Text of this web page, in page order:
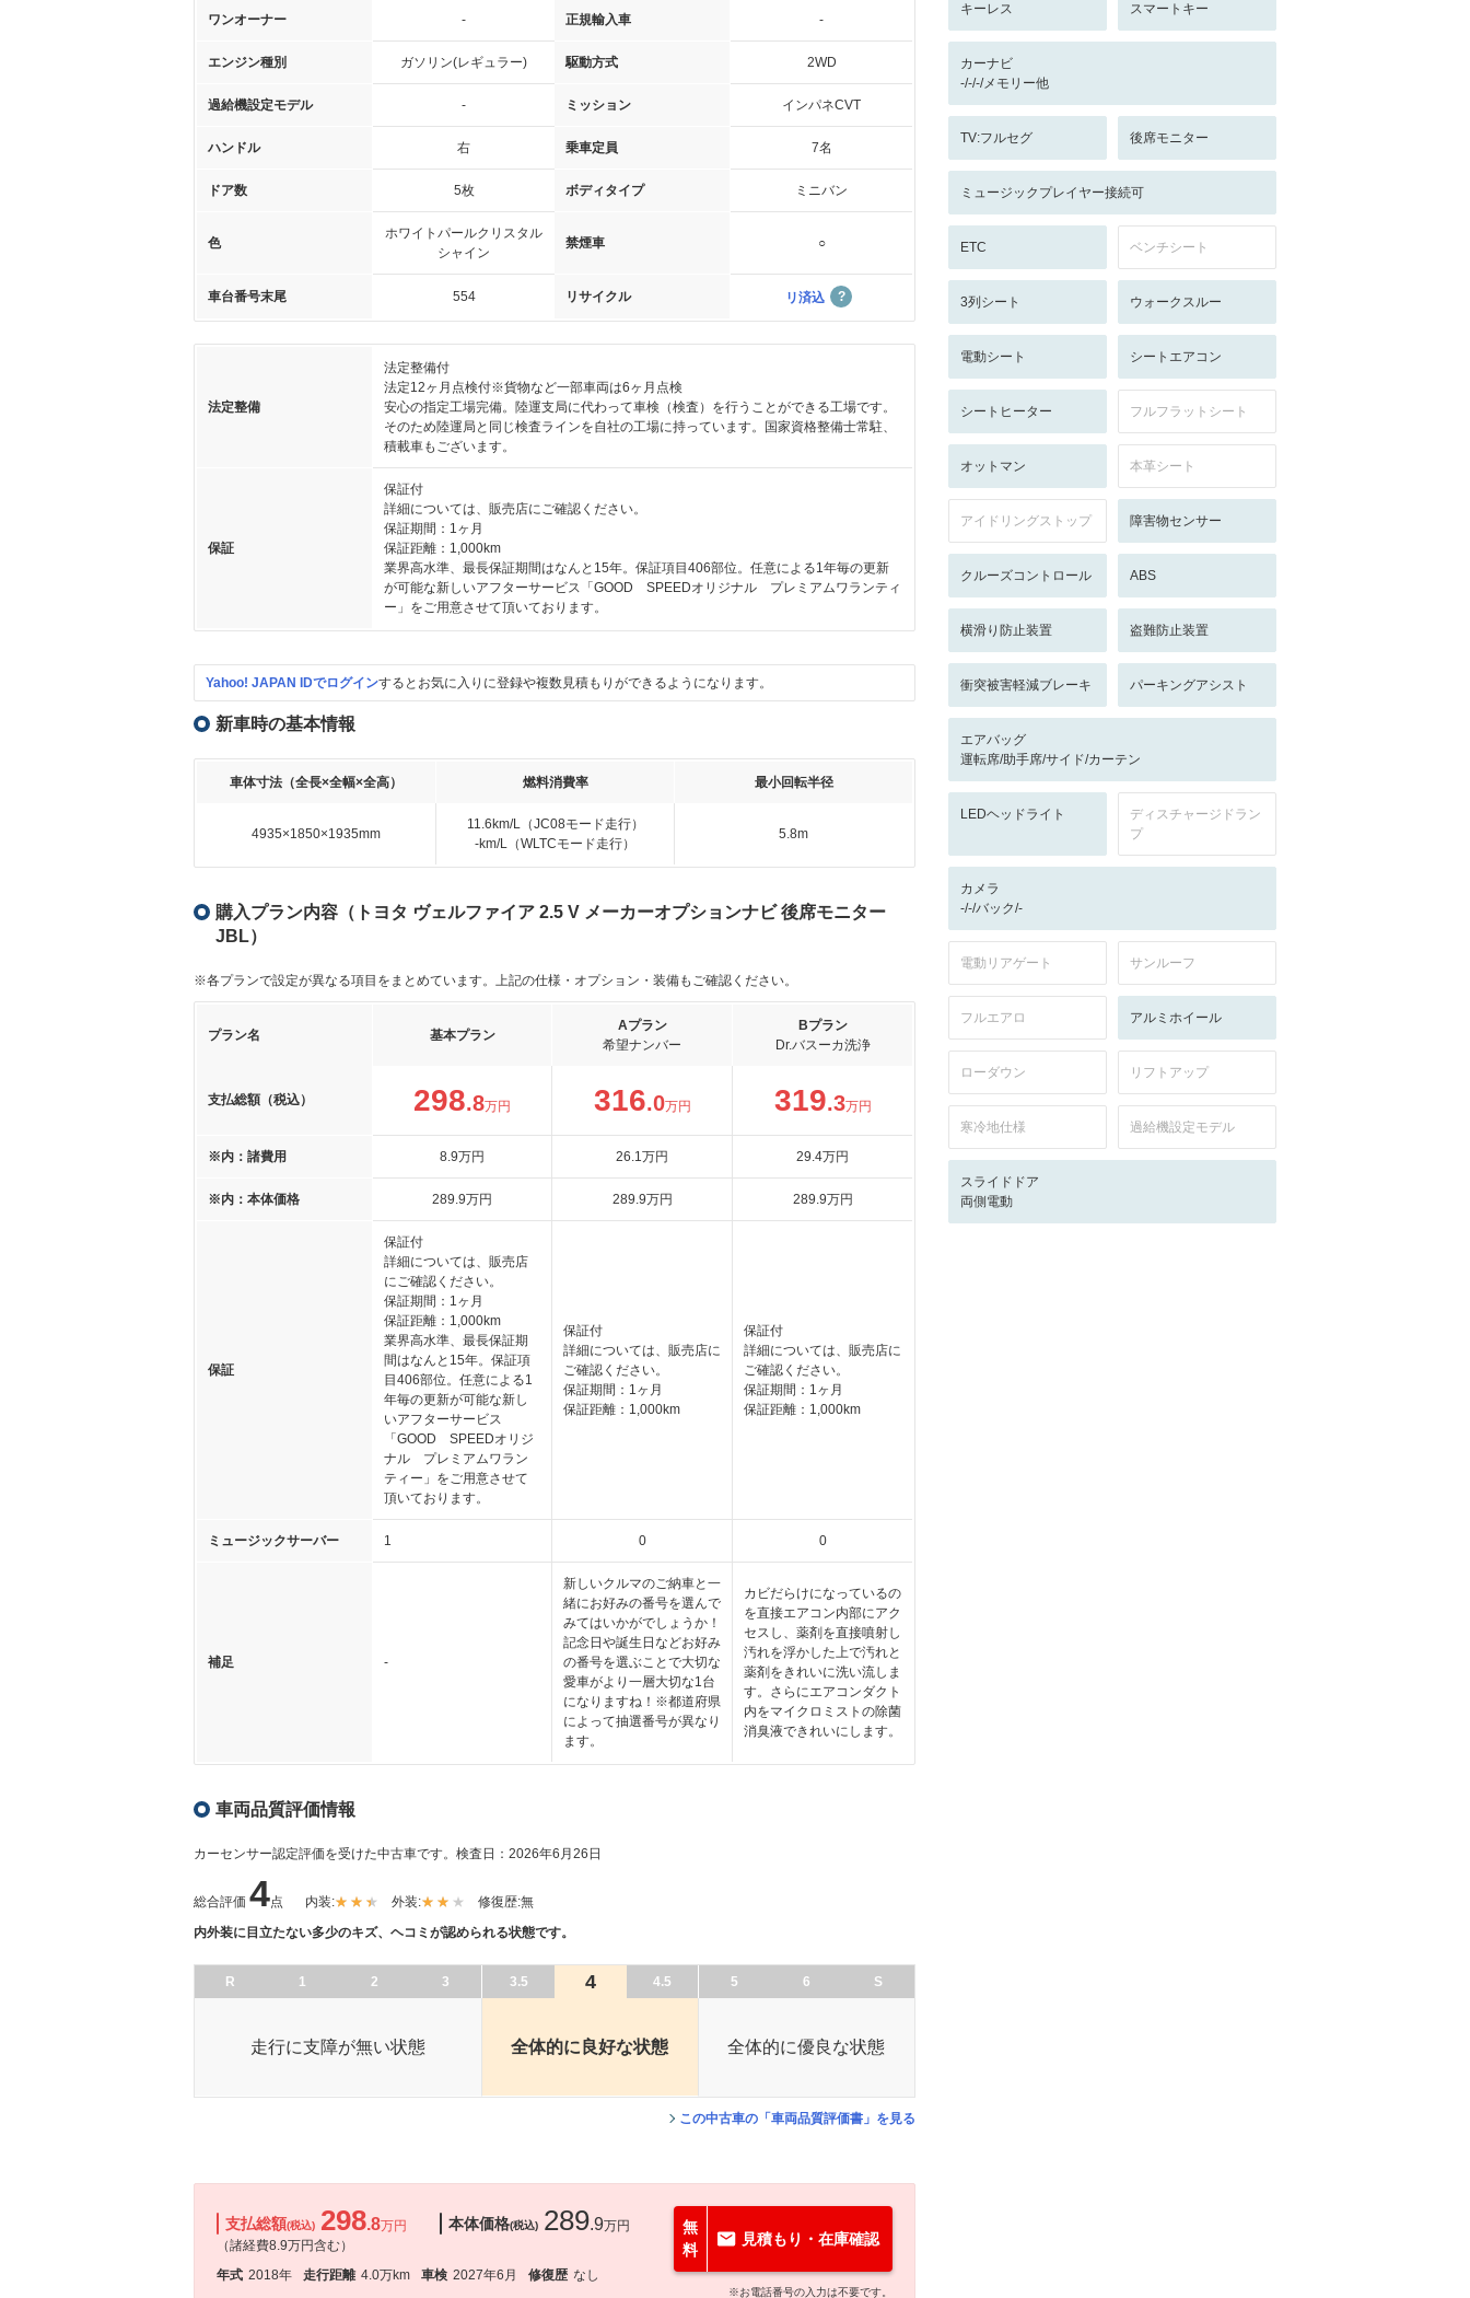
ワンオーナー - 正規輸入車 -
エンジン種別 ガソリン(レギュラー) 駆動方式 2WD
過給機設定モデル - ミッション インパネCVT
ハンドル 右 乗車定員 7名
ドア数 5枚 ボディタイプ ミニバン
色
ホワイトパールクリスタル
シャイン
禁煙車 ○
車台番号末尾 554 リサイクル リ済込
法定整備
法定整備付
法定12ヶ月点検付※貨物など一部車両は6ヶ月点検
安心の指定工場完備。陸運支局に代わって車検（検査）を行うことができる工場です。
そのため陸運局と同じ検査ラインを自社の工場に持っています。国家資格整備士常駐、
積載車もございます。
保証
保証付
詳細については、販売店にご確認ください。
保証期間：1ヶ月
保証距離：1,000km
業界高水準、最長保証期間はなんと15年。保証項目406部位。任意による1年毎の更新
が可能な新しいアフターサービス「GOOD SPEEDオリジナル プレミアムワランティ
ー」をご用意させて頂いております。
Yahoo! JAPAN IDでログインするとお気に入りに登録や複数見積もりができるようになります。
新車時の基本情報
車体寸法（全長×全幅×全高） 燃料消費率 最小回転半径
4935×1850×1935mm
11.6km/L（JC08モード走行）
-km/L（WLTCモード走行）
5.8m
購入プラン内容（トヨタ ヴェルファイア 2.5 V メーカーオプションナビ 後席モニター
JBL）
※各プランで設定が異なる項目をまとめています。上記の仕様・オプション・装備もご確認ください。
プラン名 基本プラン
Aプラン
希望ナンバー
Bプラン
Dr.バスーカ洗浄
支払総額（税込） 298.8万円 316.0万円 319.3万円
※内：諸費用 8.9万円 26.1万円 29.4万円
※内：本体価格 289.9万円 289.9万円 289.9万円
保証
保証付
詳細については、販売店
にご確認ください。
保証期間：1ヶ月
保証距離：1,000km
業界高水準、最長保証期
間はなんと15年。保証項
目406部位。任意による1
年毎の更新が可能な新し
いアフターサービス
「GOOD SPEEDオリジ
ナル プレミアムワラン
ティー」をご用意させて
頂いております。
保証付
詳細については、販売店に
ご確認ください。
保証期間：1ヶ月
保証距離：1,000km
保証付
詳細については、販売店に
ご確認ください。
保証期間：1ヶ月
保証距離：1,000km
ミュージックサーバー 1 0 0
補足 -
新しいクルマのご納車と一
緒にお好みの番号を選んで
みてはいかがでしょうか！
記念日や誕生日などお好み
の番号を選ぶことで大切な
愛車がより一層大切な1台
になりますね！※都道府県
によって抽選番号が異なり
ます。
カビだらけになっているの
を直接エアコン内部にアク
セスし、薬剤を直接噴射し
汚れを浮かした上で汚れと
薬剤をきれいに洗い流しま
す。さらにエアコンダクト
内をマイクロミストの除菌
消臭液できれいにします。
車両品質評価情報
カーセンサー認定評価を受けた中古車です。 検査日：2026年6月26日
総合評価 4点 内装: 外装: 修復歴:無
内外装に目立たない多少のキズ、ヘコミが認められる状態です。
R 1 2 3 3.5 4 4.5 5 6 S
走行に支障が無い状態 全体的に良好な状態 全体的に優良な状態
この中古車の「車両品質評価書」を見る
支払総額(税込) 298.8万円
（諸経費8.9万円含む）
本体価格(税込) 289.9万円
年式 2018年 走行距離 4.0万km 車検 2027年6月 修復歴 なし
無
料
見積もり・在庫確認
※お電話番号の入力は不要です。
キーレス スマートキー
カーナビ
-/-/-/メモリー他
TV:フルセグ 後席モニター
ミュージックプレイヤー接続可
ETC ベンチシート
3列シート ウォークスルー
電動シート シートエアコン
シートヒーター フルフラットシート
オットマン 本革シート
アイドリングストップ 障害物センサー
クルーズコントロール ABS
横滑り防止装置 盗難防止装置
衝突被害軽減ブレーキ パーキングアシスト
エアバッグ
運転席/助手席/サイド/カーテン
LEDヘッドライト
ディスチャージドラン
プ
カメラ
-/-/バック/-
電動リアゲート サンルーフ
フルエアロ アルミホイール
ローダウン リフトアップ
寒冷地仕様 過給機設定モデル
スライドドア
両側電動